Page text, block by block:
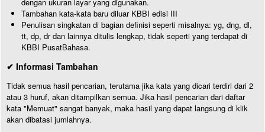
Tambahan kata-kata baru diluar KBBI edisi III
Penulisan singkatan di bagian definisi seperti misalnya: yg, dng, dl,
tt, dp, dr dan lainnya ditulis lengkap, tidak seperti yang terdapat di
KBBI PusatBahasa.
✔ Informasi Tambahan
Tidak semua hasil pencarian, terutama jika kata yang dicari terdiri dari 2
atau 3 huruf, akan ditampilkan semua. Jika hasil pencarian dari daftar
kata "Memuat" sangat banyak, maka hasil yang dapat langsung di klik
akan dibatasi jumlahnya.